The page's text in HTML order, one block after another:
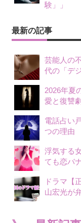
験」」
最新の記事
芸能人の
代の「デ
2026年夏
愛と復讐劇
電話占い
つの理由
浮気する
ても恋バ
ドラマ【
山宏光が